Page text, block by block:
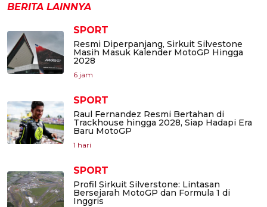
BERITA LAINNYA
SPORT
Resmi Diperpanjang, Sirkuit Silvestone
Masih Masuk Kalender MotoGP Hingga
2028
6 jam
SPORT
Raul Fernandez Resmi Bertahan di
Trackhouse hingga 2028, Siap Hadapi Era
Baru MotoGP
1 hari
SPORT
Profil Sirkuit Silverstone: Lintasan
Bersejarah MotoGP dan Formula 1 di
Inggris